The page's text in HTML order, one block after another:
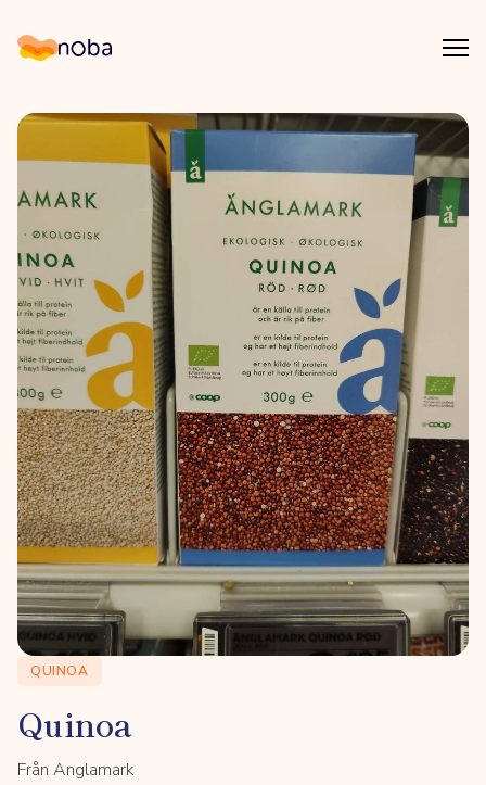
Noba
QUINOA
Quinoa
Från Anglamark